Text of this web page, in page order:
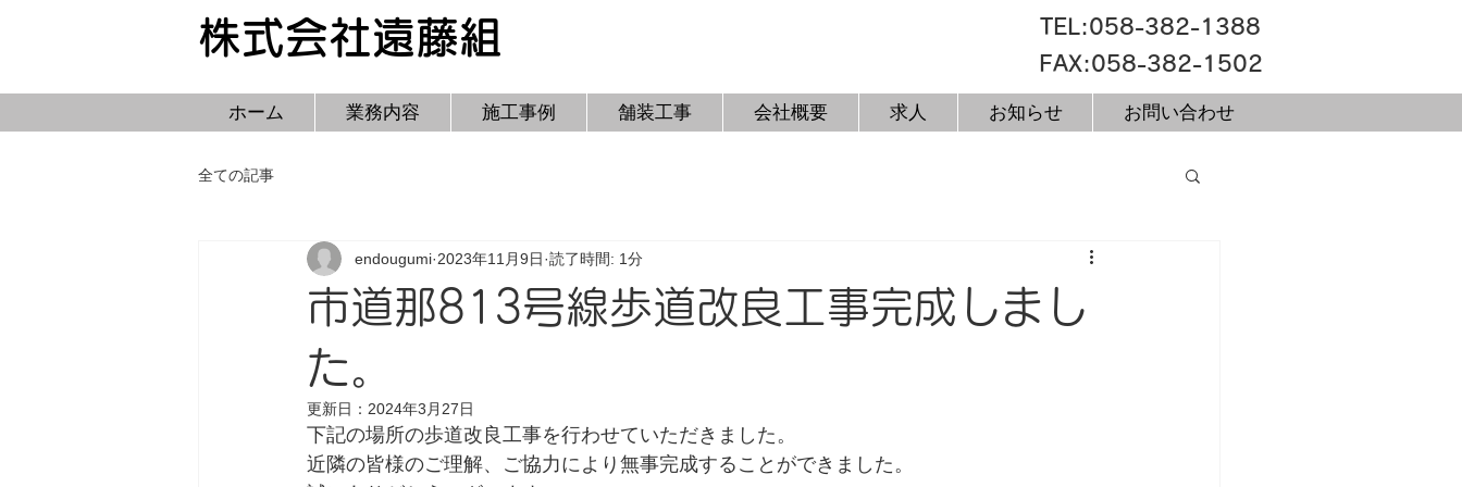
株式会社遠藤組
​TEL:058-382-1388
FAX:058-382-1502
ホーム 業務内容 施工事例 舗装工事 会社概要 求人 お知らせ お問い合わせ
全ての記事
市道那813号線歩道改良工事完成しまし
た。
endougumi 2023年11月9日 読了時間: 1分
更新日： 2024年3月27日
下記の場所の歩道改良工事を行わせていただきました。
近隣の皆様のご理解、ご協力により無事完成することができました。